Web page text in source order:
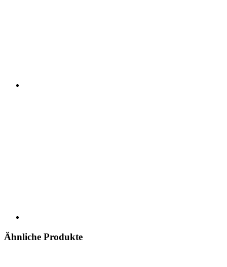
Ähnliche Produkte